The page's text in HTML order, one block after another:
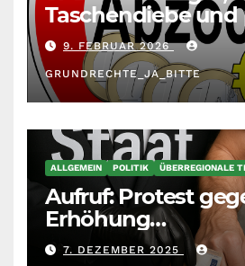
Taschendiebe und
unberechenbar
9. FEBRUAR 2026
GRUNDRECHTE_JA_BITTE
ALLGEMEIN POLITIK ÜBERREGIONALE
Aufruf: Protest
Erhöhung
7. DEZEMBER 2025